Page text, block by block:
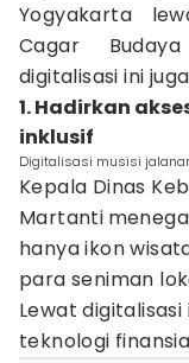
Yogyakarta
Cagar
digitalisasi ini
1. Hadirkan
inklusif
Digitalisasi musisi
Kepala Dinas
Martanti
hanya ikon
para seniman
Lewat
teknologi